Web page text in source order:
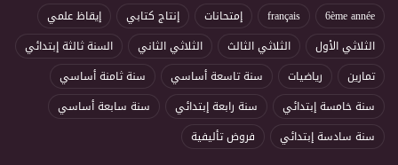
6ème année
français إمتحانات إنتاج كتابي
إيقاظ علمي
الثلاثي الأول
الثلاثي الثالث الثلاثي الثاني
السنة ثالثة إبتدائي
تمارين
رياضيات سنة تاسعة أساسي
سنة ثامنة أساسي
سنة خامسة إبتدائي
سنة رابعة إبتدائي
سنة سابعة أساسي
سنة سادسة إبتدائي
فروض تأليفية